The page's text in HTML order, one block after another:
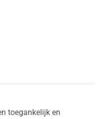
toegankelijk en